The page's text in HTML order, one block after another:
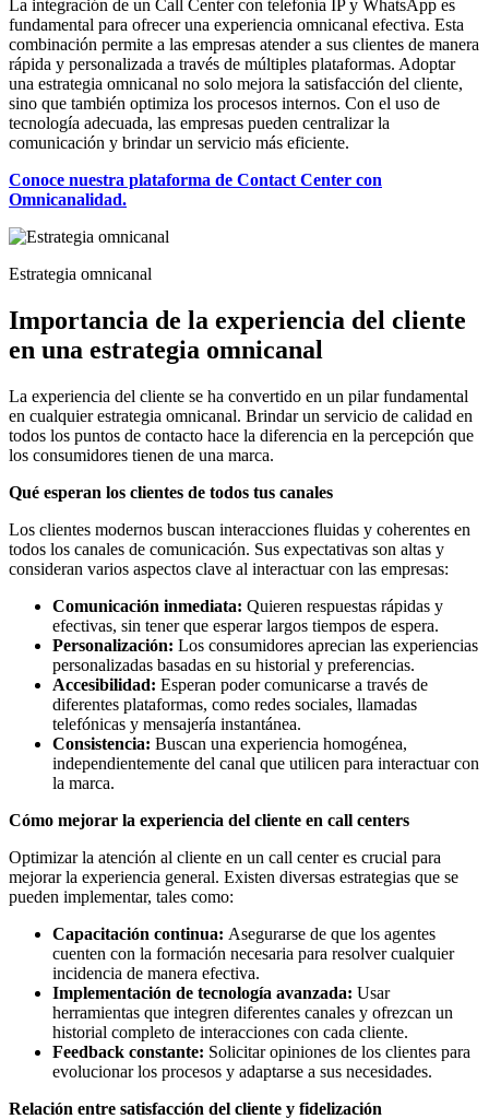
La integración de un Call Center con telefonía IP y WhatsApp es
fundamental para ofrecer una experiencia omnicanal efectiva. Esta
combinación permite a las empresas atender a sus clientes de manera
rápida y personalizada a través de múltiples plataformas. Adoptar
una estrategia omnicanal no solo mejora la satisfacción del cliente,
sino que también optimiza los procesos internos. Con el uso de
tecnología adecuada, las empresas pueden centralizar la
comunicación y brindar un servicio más eficiente.
Conoce nuestra plataforma de Contact Center con
Omnicanalidad.
Estrategia omnicanal
Importancia de la experiencia del cliente
en una estrategia omnicanal
La experiencia del cliente se ha convertido en un pilar fundamental
en cualquier estrategia omnicanal. Brindar un servicio de calidad en
todos los puntos de contacto hace la diferencia en la percepción que
los consumidores tienen de una marca.
Qué esperan los clientes de todos tus canales
Los clientes modernos buscan interacciones fluidas y coherentes en
todos los canales de comunicación. Sus expectativas son altas y
consideran varios aspectos clave al interactuar con las empresas:
Comunicación inmediata: Quieren respuestas rápidas y
efectivas, sin tener que esperar largos tiempos de espera.
Personalización: Los consumidores aprecian las experiencias
personalizadas basadas en su historial y preferencias.
Accesibilidad: Esperan poder comunicarse a través de
diferentes plataformas, como redes sociales, llamadas
telefónicas y mensajería instantánea.
Consistencia: Buscan una experiencia homogénea,
independientemente del canal que utilicen para interactuar con
la marca.
Cómo mejorar la experiencia del cliente en call centers
Optimizar la atención al cliente en un call center es crucial para
mejorar la experiencia general. Existen diversas estrategias que se
pueden implementar, tales como:
Capacitación continua: Asegurarse de que los agentes
cuenten con la formación necesaria para resolver cualquier
incidencia de manera efectiva.
Implementación de tecnología avanzada: Usar
herramientas que integren diferentes canales y ofrezcan un
historial completo de interacciones con cada cliente.
Feedback constante: Solicitar opiniones de los clientes para
evolucionar los procesos y adaptarse a sus necesidades.
Relación entre satisfacción del cliente y fidelización